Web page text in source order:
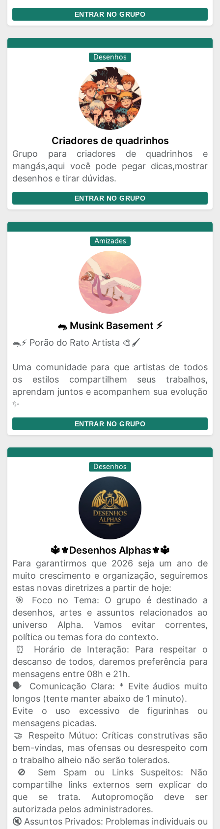
ENTRAR NO GRUPO
Desenhos
Criadores de quadrinhos
Grupo para criadores de quadrinhos e
mangás,aqui você pode pegar dicas,mostrar
desenhos e tirar dúvidas.
ENTRAR NO GRUPO
Amizades
🐀 Musink Basement ⚡
🐀⚡ Porão do Rato Artista 🎨🖌️
Uma comunidade para que artistas de todos
os estilos compartilhem seus trabalhos,
aprendam juntos e acompanhem sua evolução
✨
ENTRAR NO GRUPO
Desenhos
🔱⚜️Desenhos Alphas⚜️🔱
Para garantirmos que 2026 seja um ano de
muito crescimento e organização, seguiremos
estas novas diretrizes a partir de hoje:
​🎯 Foco no Tema: O grupo é destinado a
desenhos, artes e assuntos relacionados ao
universo Alpha. Vamos evitar correntes,
política ou temas fora do contexto.
​⏰ Horário de Interação: Para respeitar o
descanso de todos, daremos preferência para
mensagens entre 08h e 21h.
​🗣️ Comunicação Clara: * Evite áudios muito
longos (tente manter abaixo de 1 minuto).
​Evite o uso excessivo de figurinhas ou
mensagens picadas.
​🤝 Respeito Mútuo: Críticas construtivas são
bem-vindas, mas ofensas ou desrespeito com
o trabalho alheio não serão tolerados.
​🚫 Sem Spam ou Links Suspeitos: Não
compartilhe links externos sem explicar do
que se trata. Autopromoção deve ser
autorizada pelos administradores.
​🔇 Assuntos Privados: Problemas individuais ou